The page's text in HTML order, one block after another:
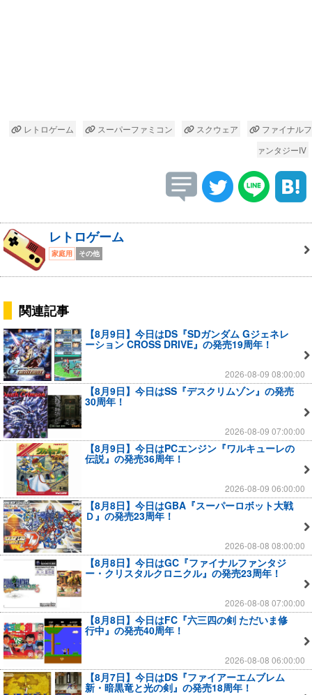
レトロゲーム スーパーファミコン スクウェア
ファイナルフ
ァンタジーIV
レトロゲーム
家庭用 その他
関連記事
【8月9日】今日はDS『SDガンダム Gジェネレ
ーション CROSS DRIVE』の発売19周年！
2026-08-09 08:00:00
【8月9日】今日はSS『デスクリムゾン』の発売
30周年！
2026-08-09 07:00:00
【8月9日】今日はPCエンジン『ワルキューレの
伝説』の発売36周年！
2026-08-09 06:00:00
【8月8日】今日はGBA『スーパーロボット大戦
Ｄ』の発売23周年！
2026-08-08 08:00:00
【8月8日】今日はGC『ファイナルファンタジ
ー・クリスタルクロニクル』の発売23周年！
2026-08-08 07:00:00
【8月8日】今日はFC『六三四の剣 ただいま修
行中』の発売40周年！
2026-08-08 06:00:00
【8月7日】今日はDS『ファイアーエムブレム
新・暗黒竜と光の剣』の発売18周年！